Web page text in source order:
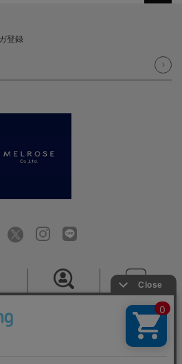
登録
お問い合せ
特定商取引法に基づく表記